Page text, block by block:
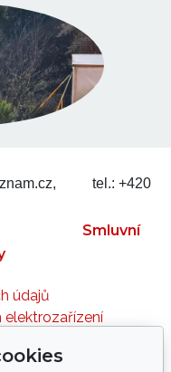
tel.: +420
Smluvní
údajů